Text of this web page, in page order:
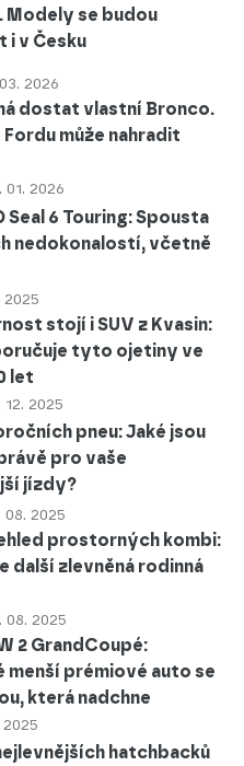
Modely se budou
i v Česku
2026
dostat vlastní Bronco.
může nahradit
01. 2026
Seal 6 Touring: Spousta
nedokonalostí, včetně
2025
stojí i SUV z Kvasin:
tyto ojetiny ve
let
12. 2025
pneu: Jaké jsou
pro vaše
jízdy?
08. 2025
prostorných kombi:
další zlevněná rodinná
08. 2025
2 GrandCoupé:
menší prémiové auto se
která nadchne
2025
hatchbacků